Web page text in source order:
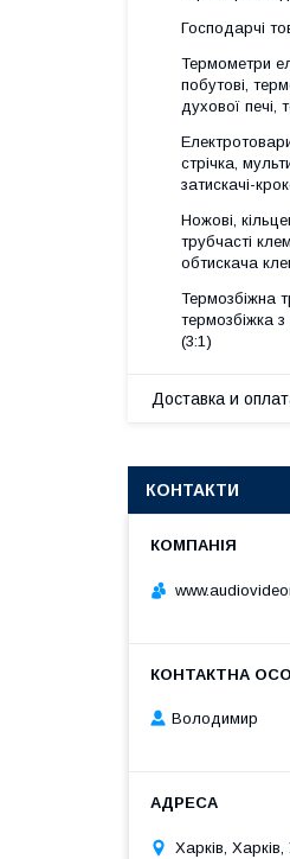
Господарчі
Термометри
побутові,
духової печі,
стрічка,
затискачі-
Ножові,
трубчасті
обтискача
Термозбіжна
термозбіжка
(3:1)
Доставка и
КОНТАКТИ
Володимир
Харків, Харків,